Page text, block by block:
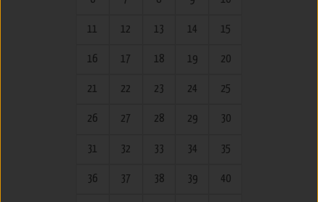
11 12 13 14 15
16 17 18 19 20
21 22 23 24 25
26 27 28 29 30
31 32 33 34 35
36 37 38 39 40